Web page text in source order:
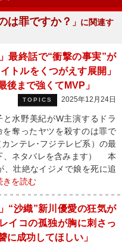
は罪ですか？ 」に関連す
最終話で“衝撃の事実”が
トルをくつがえす展開」
後まで強くてMVP」
TOPICS 2025年12月24日
水野美紀がW主演するドラ
を奪ったヤツを殺すのは罪で
ンテレ･フジテレビ系）の最
、ネタバレを含みます） 本
壮絶なイジメで娘を死に追
きを読む
“沙織”新川優愛の狂気が
イコの孤独が胸に刺さっ
に成功してほしい」